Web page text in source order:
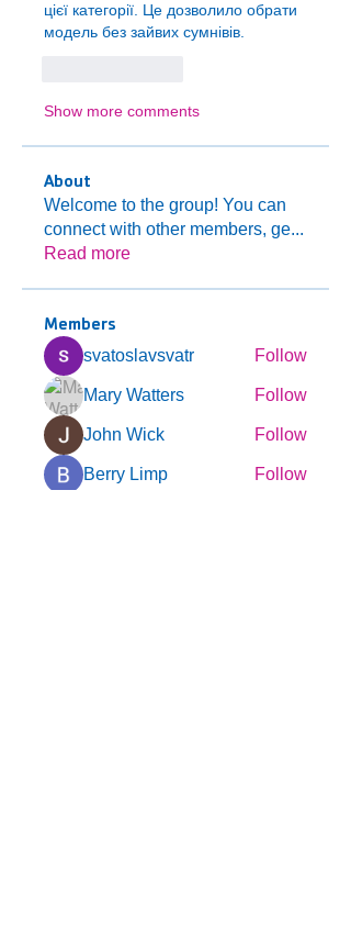
цієї категорії. Це дозволило обрати
модель без зайвих сумнівів.
Show more comments
About
Welcome to the group! You can
connect with other members, ge...
Read more
Members
svatoslavsvatr Follow
Mary Watters Follow
John Wick Follow
Berry Limp Follow